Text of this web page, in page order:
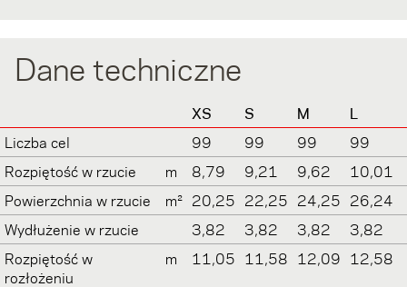
Dane techniczne
XS S M
L
Liczba cel
99 99 99
99
Rozpiętość w rzucie
m 8,79 9,21 9,62
10,01
Powierzchnia w rzucie
m² 20,25 22,25 24,25 26,24
Wydłużenie w rzucie
3,82 3,82 3,82
3,82
Rozpiętość w
rozłożeniu
m 11,05 11,58 12,09 12,58